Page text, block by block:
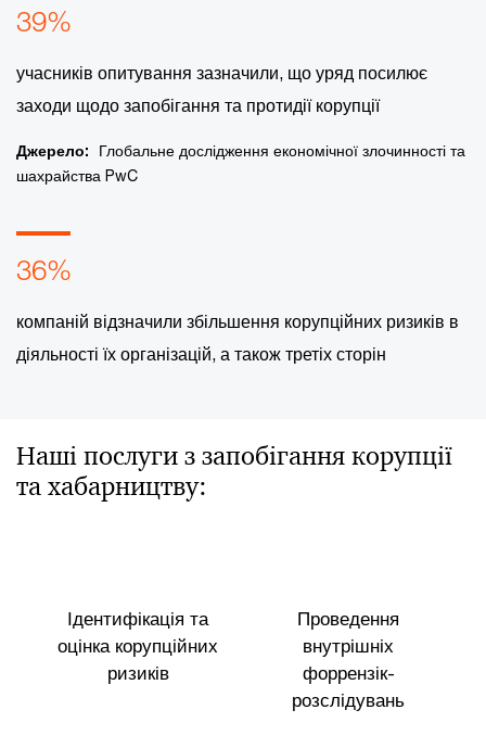
39%
учасників опитування зазначили, що уряд посилює
заходи щодо запобігання та протидії корупції
Джерело:
Глобальне дослідження економічної злочинності та
шахрайства PwC
36%
компаній відзначили збільшення корупційних ризиків в
діяльності їх організацій, а також третіх сторін
Наші послуги з запобігання корупції
та хабарництву:
Ідентифікація та
оцінка корупційних
ризиків
Проведення
внутрішніх
форрензік-
розслідувань